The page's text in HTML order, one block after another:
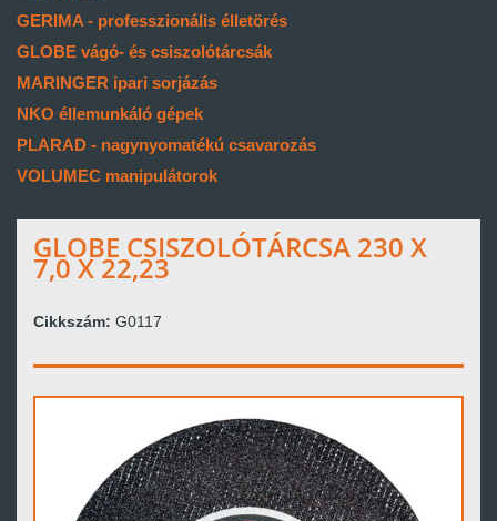
GERIMA - professzionális élletörés
GLOBE vágó- és csiszolótárcsák
MARINGER ipari sorjázás
NKO éllemunkáló gépek
PLARAD - nagynyomatékú csavarozás
VOLUMEC manipulátorok
GLOBE CSISZOLÓTÁRCSA 230 X
7,0 X 22,23
Cikkszám: G0117